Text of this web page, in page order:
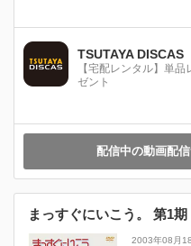
TSUTAYA DISCAS
【宅配レンタル】単
ゼント
配信中の動画配
まっすぐにいこう。 第1期
2003年08月